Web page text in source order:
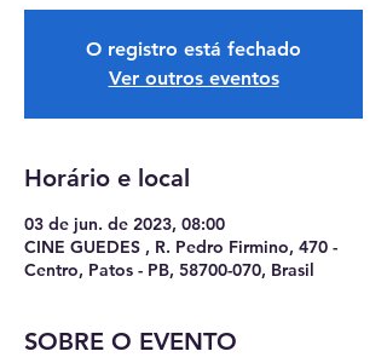
O registro está fechado
Ver outros eventos
Horário e local
03 de jun. de 2023, 08:00
CINE GUEDES , R. Pedro Firmino, 470 -
Centro, Patos - PB, 58700-070, Brasil
SOBRE O EVENTO